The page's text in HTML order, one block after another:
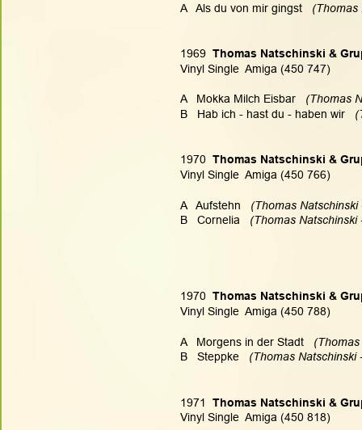
A   Als du von mir gingst (Thomas
1969
Thomas Natschinski &
Vinyl Single  Amiga (450 747)
A   Mokka Milch Eisbar
(Thomas
B   Hab ich - hast du - haben wir
1970
Thomas Natschinski &
Vinyl Single  Amiga (450 766)
A   Aufstehn
(Thomas
B   Cornelia (Thomas
1970
Thomas Natschinski &
Vinyl Single  Amiga (450 788)
A   Morgens in der Stadt
B   Steppke
(Thomas Natschinski
1971
Thomas Natschinski &
Vinyl Single  Amiga (450 818)